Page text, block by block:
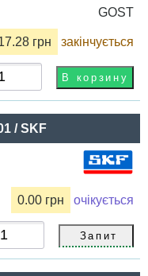
GOST
грн закінчується
/ SKF
0.00 грн очікується